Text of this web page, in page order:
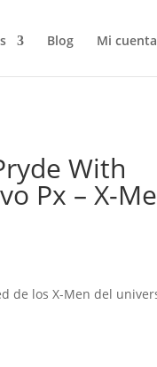
Blog Mi cuenta
With
Px – X-
de los X-Men del